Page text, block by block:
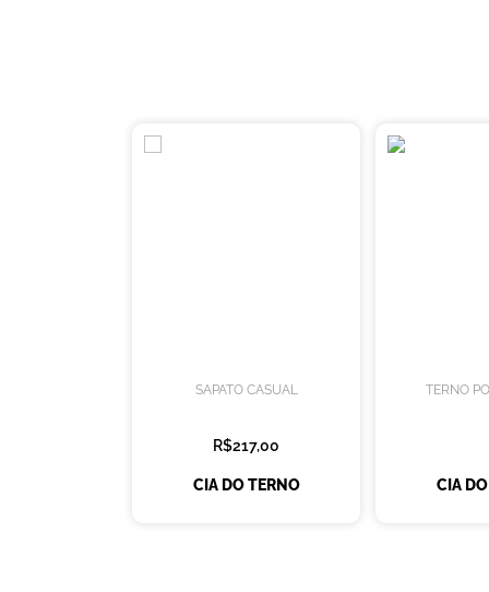
SAPATO CASUAL
R$217,00
CIA DO TERNO
TERNO
CIA